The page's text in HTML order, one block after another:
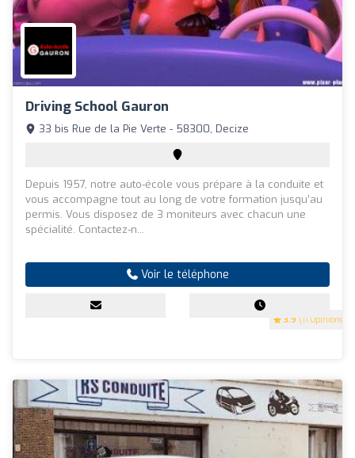
Driving School Gauron
3.9 (11 Opinions)
33 bis Rue de la Pie Verte - 58300, Decize
Depuis 1957, notre auto-école vous prépare à la conduite et
vous accompagne tout au long de votre formation jusqu’au
permis. Vous disposez de 3 moniteurs avec chacun une
spécialité. Contactez-n...
Voir le téléphone